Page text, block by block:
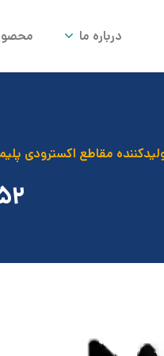
درباره ما
مقاطع اکسترودی